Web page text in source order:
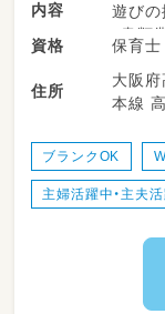
内容
遊びの
・書
帳に記
もらい
・子供
・保育
く、働
◎持ち
資格 保育士
住所
大阪府
本線
ブランクOK
主婦活躍中・主夫